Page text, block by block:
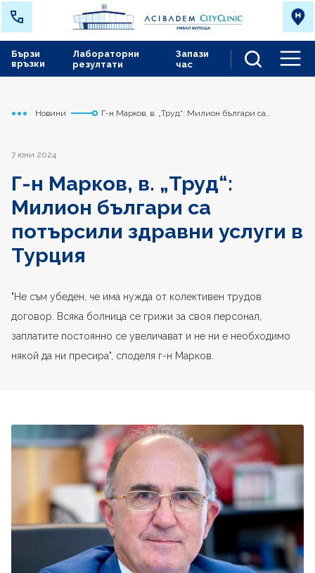
Лабораторни
резултати
Запази
час
Бързи
връзки
Начало
Сърдечно съдов център
Новини
Г-н Марков, в. „Труд“: Милион българи са
7 юни 2024
Г-н Марков, в. „Труд“:
Милион българи са
потърсили здравни услуги в
Турция
"Не съм убеден, че има нужда от колективен трудов
договор. Всяка болница се грижи за своя персонал,
заплатите постоянно се увеличават и не ни е необходимо
някой да ни пресира", споделя г-н Марков.